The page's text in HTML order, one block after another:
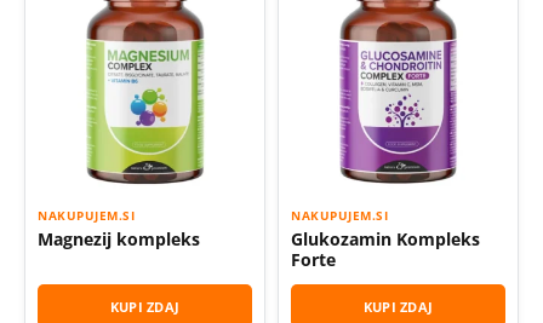
NAKUPUJEM.SI
Magnezij kompleks
KUPI ZDAJ
NAKUPUJEM.SI
Glukozamin Kompleks
Forte
KUPI ZDAJ